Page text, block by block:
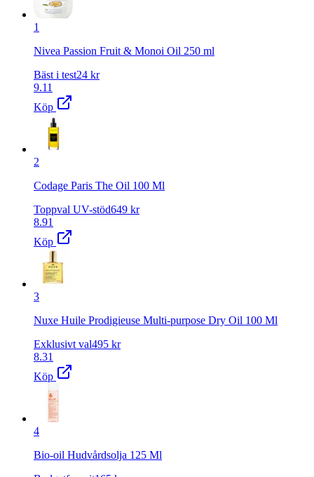
1
Nivea Passion Fruit & Monoi Oil 250 ml
Bäst i test24 kr
9.11
Köp
2
Codage Paris The Oil 100 Ml
Toppval UV-stöd649 kr
8.91
Köp
3
Nuxe Huile Prodigieuse Multi-purpose Dry Oil 100 Ml
Exklusivt val495 kr
8.31
Köp
4
Bio-oil Hudvårdsolja 125 Ml